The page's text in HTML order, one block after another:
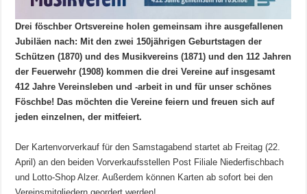
Drei föschber Ortsvereine holen gemeinsam ihre ausgefallenen
Jubiläen nach: Mit den zwei 150jährigen Geburtstagen der
Schützen (1870) und des Musikvereins (1871) und den 112 Jahren
der Feuerwehr (1908) kommen die drei Vereine auf insgesamt
412 Jahre Vereinsleben und -arbeit in und für unser schönes
Föschbe! Das möchten die Vereine feiern und freuen sich auf
jeden einzelnen, der mitfeiert.
Der Kartenvorverkauf für den Samstagabend startet ab Freitag (22.
April) an den beiden Vorverkaufsstellen Post Filiale Niederfischbach
und Lotto-Shop Alzer. Außerdem können Karten ab sofort bei den